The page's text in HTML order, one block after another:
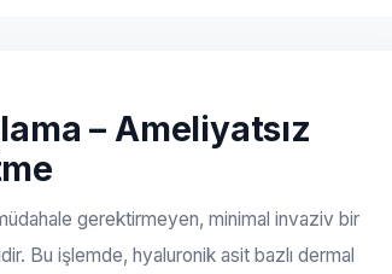
– Ameliyatsız
gerektirmeyen, minimal invaziv bir
Bu işlemde, hyaluronik asit bazlı dermal